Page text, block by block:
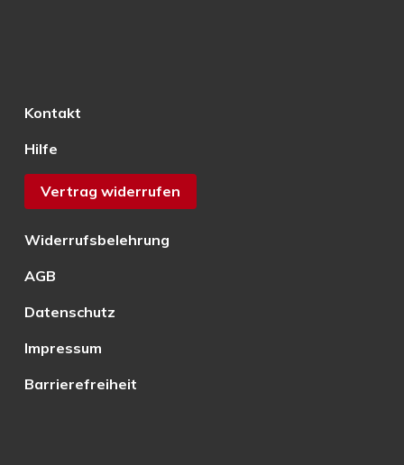
Kontakt
Hilfe
Vertrag widerrufen
Widerrufsbelehrung
AGB
Datenschutz
Impressum
Barrierefreiheit